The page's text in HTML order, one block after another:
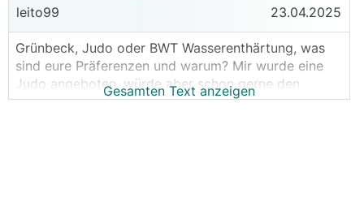
leito99 23.04.2025
Grünbeck, Judo oder BWT Wasserenthärtung, was
sind eure Präferenzen und warum? Mir wurde eine
Judo angeboten, würde aber schon gerne den
Unterschied zu den anderen Herstellern
Gesamten Text anzeigen